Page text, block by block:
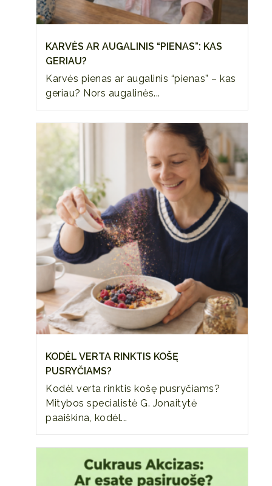
KARVĖS AR AUGALINIS “PIENAS”: KAS
GERIAU?
Karvės pienas ar augalinis “pienas” – kas
geriau? Nors augalinės...
KODĖL VERTA RINKTIS KOŠĘ
PUSRYČIAMS?
Kodėl verta rinktis košę pusryčiams?
Mitybos specialistė G. Jonaitytė
paaiškina, kodėl...